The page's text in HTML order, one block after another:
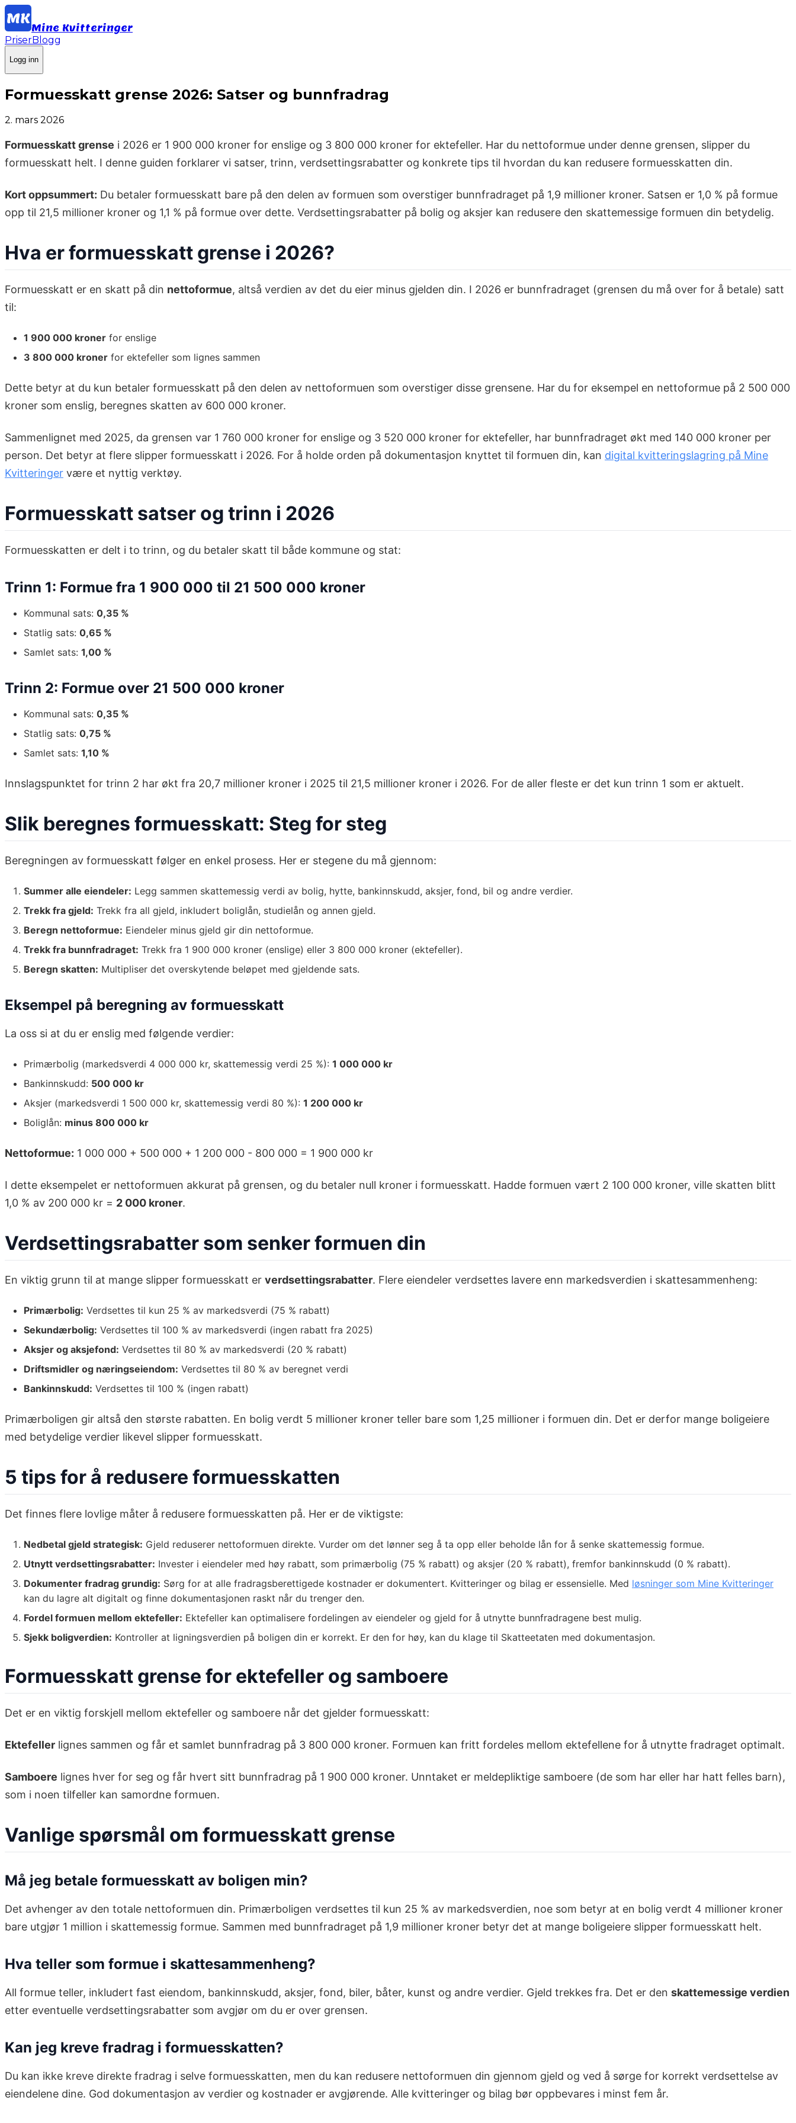
Mine Kvitteringer
PriserBlogg
Logg inn
Formuesskatt grense 2026: Satser og bunnfradrag
2. mars 2026
Formuesskatt grense i 2026 er 1 900 000 kroner for enslige og 3 800 000 kroner for ektefeller. Har du nettoformue under denne grensen, slipper du
formuesskatt helt. I denne guiden forklarer vi satser, trinn, verdsettingsrabatter og konkrete tips til hvordan du kan redusere formuesskatten din.
Kort oppsummert: Du betaler formuesskatt bare på den delen av formuen som overstiger bunnfradraget på 1,9 millioner kroner. Satsen er 1,0 % på formue
opp til 21,5 millioner kroner og 1,1 % på formue over dette. Verdsettingsrabatter på bolig og aksjer kan redusere den skattemessige formuen din betydelig.
Hva er formuesskatt grense i 2026?
Formuesskatt er en skatt på din nettoformue, altså verdien av det du eier minus gjelden din. I 2026 er bunnfradraget (grensen du må over for å betale) satt
til:
1 900 000 kroner for enslige
3 800 000 kroner for ektefeller som lignes sammen
Dette betyr at du kun betaler formuesskatt på den delen av nettoformuen som overstiger disse grensene. Har du for eksempel en nettoformue på 2 500 000
kroner som enslig, beregnes skatten av 600 000 kroner.
Sammenlignet med 2025, da grensen var 1 760 000 kroner for enslige og 3 520 000 kroner for ektefeller, har bunnfradraget økt med 140 000 kroner per
person. Det betyr at flere slipper formuesskatt i 2026. For å holde orden på dokumentasjon knyttet til formuen din, kan digital kvitteringslagring på Mine
Kvitteringer være et nyttig verktøy.
Formuesskatt satser og trinn i 2026
Formuesskatten er delt i to trinn, og du betaler skatt til både kommune og stat:
Trinn 1: Formue fra 1 900 000 til 21 500 000 kroner
Kommunal sats: 0,35 %
Statlig sats: 0,65 %
Samlet sats: 1,00 %
Trinn 2: Formue over 21 500 000 kroner
Kommunal sats: 0,35 %
Statlig sats: 0,75 %
Samlet sats: 1,10 %
Innslagspunktet for trinn 2 har økt fra 20,7 millioner kroner i 2025 til 21,5 millioner kroner i 2026. For de aller fleste er det kun trinn 1 som er aktuelt.
Slik beregnes formuesskatt: Steg for steg
Beregningen av formuesskatt følger en enkel prosess. Her er stegene du må gjennom:
Summer alle eiendeler: Legg sammen skattemessig verdi av bolig, hytte, bankinnskudd, aksjer, fond, bil og andre verdier.
Trekk fra gjeld: Trekk fra all gjeld, inkludert boliglån, studielån og annen gjeld.
Beregn nettoformue: Eiendeler minus gjeld gir din nettoformue.
Trekk fra bunnfradraget: Trekk fra 1 900 000 kroner (enslige) eller 3 800 000 kroner (ektefeller).
Beregn skatten: Multipliser det overskytende beløpet med gjeldende sats.
Eksempel på beregning av formuesskatt
La oss si at du er enslig med følgende verdier:
Primærbolig (markedsverdi 4 000 000 kr, skattemessig verdi 25 %): 1 000 000 kr
Bankinnskudd: 500 000 kr
Aksjer (markedsverdi 1 500 000 kr, skattemessig verdi 80 %): 1 200 000 kr
Boliglån: minus 800 000 kr
Nettoformue: 1 000 000 + 500 000 + 1 200 000 - 800 000 = 1 900 000 kr
I dette eksempelet er nettoformuen akkurat på grensen, og du betaler null kroner i formuesskatt. Hadde formuen vært 2 100 000 kroner, ville skatten blitt
1,0 % av 200 000 kr = 2 000 kroner.
Verdsettingsrabatter som senker formuen din
En viktig grunn til at mange slipper formuesskatt er verdsettingsrabatter. Flere eiendeler verdsettes lavere enn markedsverdien i skattesammenheng:
Primærbolig: Verdsettes til kun 25 % av markedsverdi (75 % rabatt)
Sekundærbolig: Verdsettes til 100 % av markedsverdi (ingen rabatt fra 2025)
Aksjer og aksjefond: Verdsettes til 80 % av markedsverdi (20 % rabatt)
Driftsmidler og næringseiendom: Verdsettes til 80 % av beregnet verdi
Bankinnskudd: Verdsettes til 100 % (ingen rabatt)
Primærboligen gir altså den største rabatten. En bolig verdt 5 millioner kroner teller bare som 1,25 millioner i formuen din. Det er derfor mange boligeiere
med betydelige verdier likevel slipper formuesskatt.
5 tips for å redusere formuesskatten
Det finnes flere lovlige måter å redusere formuesskatten på. Her er de viktigste:
Nedbetal gjeld strategisk: Gjeld reduserer nettoformuen direkte. Vurder om det lønner seg å ta opp eller beholde lån for å senke skattemessig formue.
Utnytt verdsettingsrabatter: Invester i eiendeler med høy rabatt, som primærbolig (75 % rabatt) og aksjer (20 % rabatt), fremfor bankinnskudd (0 % rabatt).
Dokumenter fradrag grundig: Sørg for at alle fradragsberettigede kostnader er dokumentert. Kvitteringer og bilag er essensielle. Med løsninger som Mine Kvitteringer
kan du lagre alt digitalt og finne dokumentasjonen raskt når du trenger den.
Fordel formuen mellom ektefeller: Ektefeller kan optimalisere fordelingen av eiendeler og gjeld for å utnytte bunnfradragene best mulig.
Sjekk boligverdien: Kontroller at ligningsverdien på boligen din er korrekt. Er den for høy, kan du klage til Skatteetaten med dokumentasjon.
Formuesskatt grense for ektefeller og samboere
Det er en viktig forskjell mellom ektefeller og samboere når det gjelder formuesskatt:
Ektefeller lignes sammen og får et samlet bunnfradrag på 3 800 000 kroner. Formuen kan fritt fordeles mellom ektefellene for å utnytte fradraget optimalt.
Samboere lignes hver for seg og får hvert sitt bunnfradrag på 1 900 000 kroner. Unntaket er meldepliktige samboere (de som har eller har hatt felles barn),
som i noen tilfeller kan samordne formuen.
Vanlige spørsmål om formuesskatt grense
Må jeg betale formuesskatt av boligen min?
Det avhenger av den totale nettoformuen din. Primærboligen verdsettes til kun 25 % av markedsverdien, noe som betyr at en bolig verdt 4 millioner kroner
bare utgjør 1 million i skattemessig formue. Sammen med bunnfradraget på 1,9 millioner kroner betyr det at mange boligeiere slipper formuesskatt helt.
Hva teller som formue i skattesammenheng?
All formue teller, inkludert fast eiendom, bankinnskudd, aksjer, fond, biler, båter, kunst og andre verdier. Gjeld trekkes fra. Det er den skattemessige verdien
etter eventuelle verdsettingsrabatter som avgjør om du er over grensen.
Kan jeg kreve fradrag i formuesskatten?
Du kan ikke kreve direkte fradrag i selve formuesskatten, men du kan redusere nettoformuen din gjennom gjeld og ved å sørge for korrekt verdsettelse av
eiendelene dine. God dokumentasjon av verdier og kostnader er avgjørende. Alle kvitteringer og bilag bør oppbevares i minst fem år.